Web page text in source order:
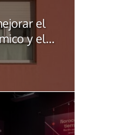
el
y el...